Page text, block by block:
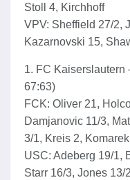
Stoll 4, Kirchhoff
VPV: Sheffield 27/2,
Kazarnovski 15,
1. FC Kaiserslautern
67:63)
FCK: Oliver 21,
Damjanovic 11/3,
3/1, Kreis 2,
USC: Adeberg 19/1,
Starr 16/3, Jones 13/